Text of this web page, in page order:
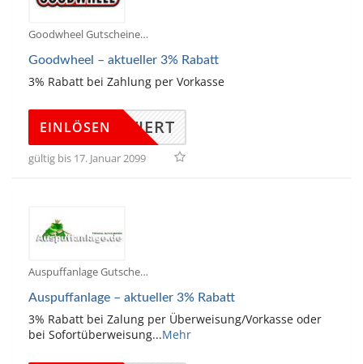
Goodwheel Gutscheine
Goodwheel – aktueller 3% Rabatt
3% Rabatt bei Zahlung per Vorkasse
KTIVIERT
EINLÖSEN
gültig bis 17. Januar 2099
Auspuffanlage Gutscheine
Auspuffanlage – aktueller 3% Rabatt
3% Rabatt bei Zalung per Überweisung/Vorkasse oder
bei Sofortüberweisung...Mehr